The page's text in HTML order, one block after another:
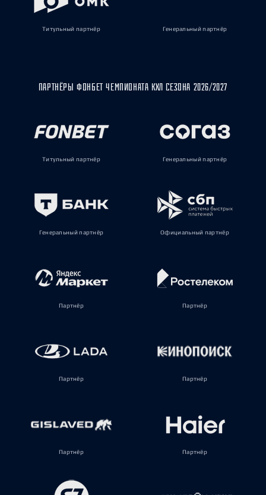
Титульный партнёр Генеральный партнёр
ПАРТНЁРЫ ФОНБЕТ ЧЕМПИОНАТА КХЛ СЕЗОНА 2026/2027
Титульный партнёр Генеральный партнёр
Генеральный партнёр Официальный партнёр
Партнёр Партнёр
Партнёр Партнёр
Партнёр Партнёр